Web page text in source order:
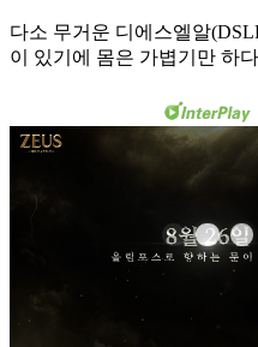
다소 무거운 디에스엘알
이 있기에 몸은 가볍기만 하